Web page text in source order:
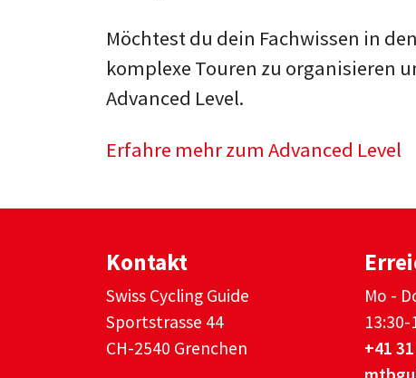
Möchtest du dein Fachwissen in
komplexe Touren zu organisieren
Advanced Level.
Erfahre mehr zum Advanced Level
Kontakt
Swiss Cycling Guide
Sportstrasse 44
CH-2540 Grenchen
Mo -
+41